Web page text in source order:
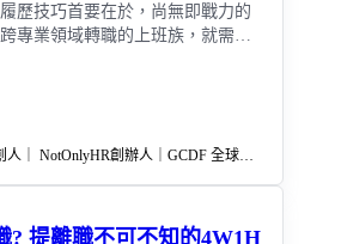
歷技巧首要在於，尚無即戰力的
專業領域轉職的上班族，就需要
職涯引導原創人｜ NotOnlyHR創辦人｜GCDF 全球職涯發展師｜CEEF 情緒教育引導師｜新創企業人資顧問
? 提離職不可不知的4W1H